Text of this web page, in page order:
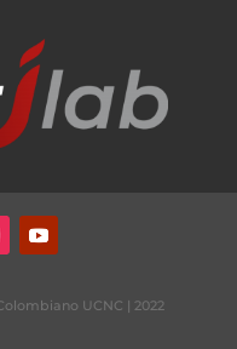
UCNC | 2022